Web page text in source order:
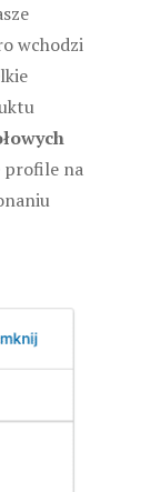
wchodzi
profile na